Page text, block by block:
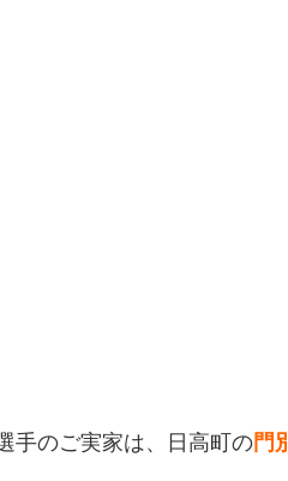
手のご実家は、日高町の門